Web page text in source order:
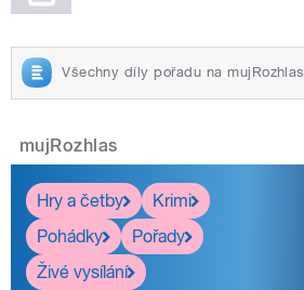
Všechny díly pořadu na mujRozhlas
mujRozhlas
Hry a četby
Krimi
Pohádky
Pořady
Živé vysílání